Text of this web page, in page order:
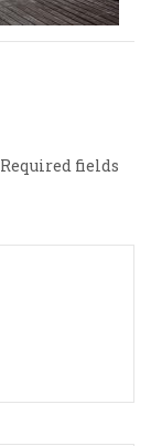
Required fields